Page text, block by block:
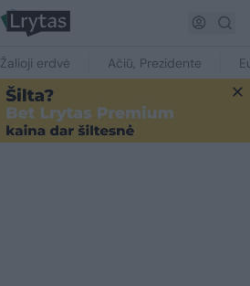
Žalioji erdvė Ačiū, Prezidente